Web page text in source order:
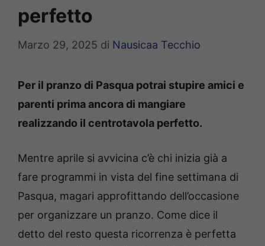
perfetto
Marzo 29, 2025 di Nausicaa Tecchio
Per il pranzo di Pasqua potrai stupire amici e
parenti prima ancora di mangiare
realizzando il centrotavola perfetto.
Mentre aprile si avvicina c’è chi inizia già a
fare programmi in vista del fine settimana di
Pasqua, magari approfittando dell’occasione
per organizzare un pranzo. Come dice il
detto del resto questa ricorrenza è perfetta